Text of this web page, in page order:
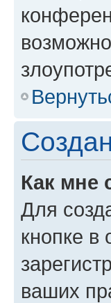
Как мне
Для
кнопке
ваших